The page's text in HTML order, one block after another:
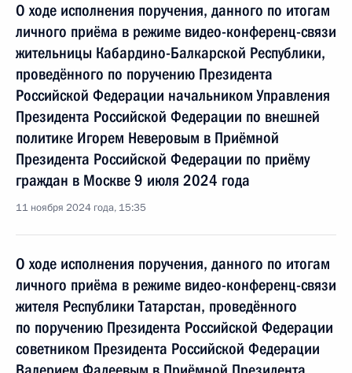
О ходе исполнения поручения, данного по итогам
личного приёма в режиме видео-конференц-связи
жительницы Кабардино-Балкарской Республики,
проведённого по поручению Президента
Российской Федерации начальником Управления
Президента Российской Федерации по внешней
политике Игорем Неверовым в Приёмной
Президента Российской Федерации по приёму
граждан в Москве 9 июля 2024 года
11 ноября 2024 года, 15:35
О ходе исполнения поручения, данного по итогам
личного приёма в режиме видео-конференц-связи
жителя Республики Татарстан, проведённого
по поручению Президента Российской Федерации
советником Президента Российской Федерации